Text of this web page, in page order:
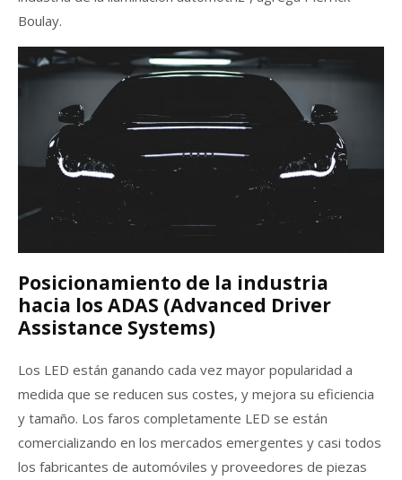
Boulay.
Posicionamiento de la industria
hacia los ADAS (Advanced Driver
Assistance Systems)
Los LED están ganando cada vez mayor popularidad a
medida que se reducen sus costes, y mejora su eficiencia
y tamaño. Los faros completamente LED se están
comercializando en los mercados emergentes y casi todos
los fabricantes de automóviles y proveedores de piezas